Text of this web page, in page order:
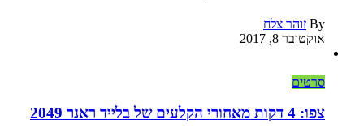
By זוהר צלח
אוקטובר 8, 2017
סרטים
צפו: 4 דקות מאחורי הקלעים של בלייד ראנר 2049